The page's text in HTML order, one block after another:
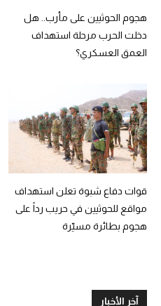
هجوم الحوثيين على مأرب.. هل
دخلت الحرب مرحلة استهداف
العمق العسكري؟
قوات دفاع شبوة تعلن استهداف
مواقع للحوثيين في حريب رداً على
هجوم بطائرة مسيّرة
آخر الأخبار